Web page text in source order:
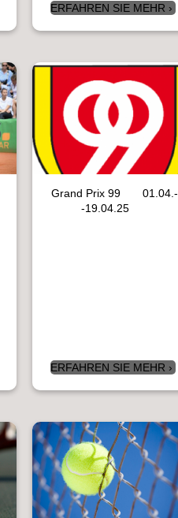
ERFAHREN SIE MEHR
Grand Prix 99 01.04.-
-19.04.25
ERFAHREN SIE MEHR